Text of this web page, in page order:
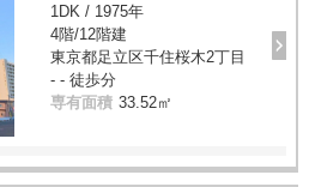
1DK / 1975年
4階/12階建
東京都足立区千住桜木2丁目
- - 徒歩分
専有面積 33.52㎡